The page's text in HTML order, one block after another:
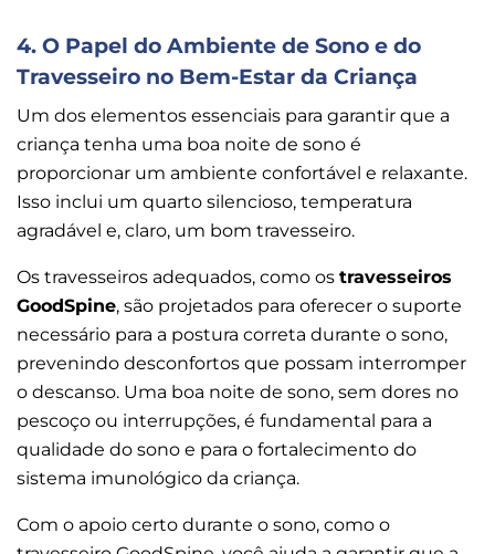
4. O Papel do Ambiente de Sono e do
Travesseiro no Bem-Estar da Criança
Um dos elementos essenciais para garantir que a
criança tenha uma boa noite de sono é
proporcionar um ambiente confortável e relaxante.
Isso inclui um quarto silencioso, temperatura
agradável e, claro, um bom travesseiro.
Os travesseiros adequados, como os travesseiros
GoodSpine, são projetados para oferecer o suporte
necessário para a postura correta durante o sono,
prevenindo desconfortos que possam interromper
o descanso. Uma boa noite de sono, sem dores no
pescoço ou interrupções, é fundamental para a
qualidade do sono e para o fortalecimento do
sistema imunológico da criança.
Com o apoio certo durante o sono, como o